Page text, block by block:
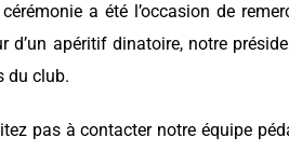
cérémonie a été l’occasion de
d’un apéritif dinatoire, notre
du club.
pas à contacter notre équipe